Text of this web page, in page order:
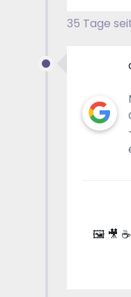
35 Tage
🖼 🎥 ☕